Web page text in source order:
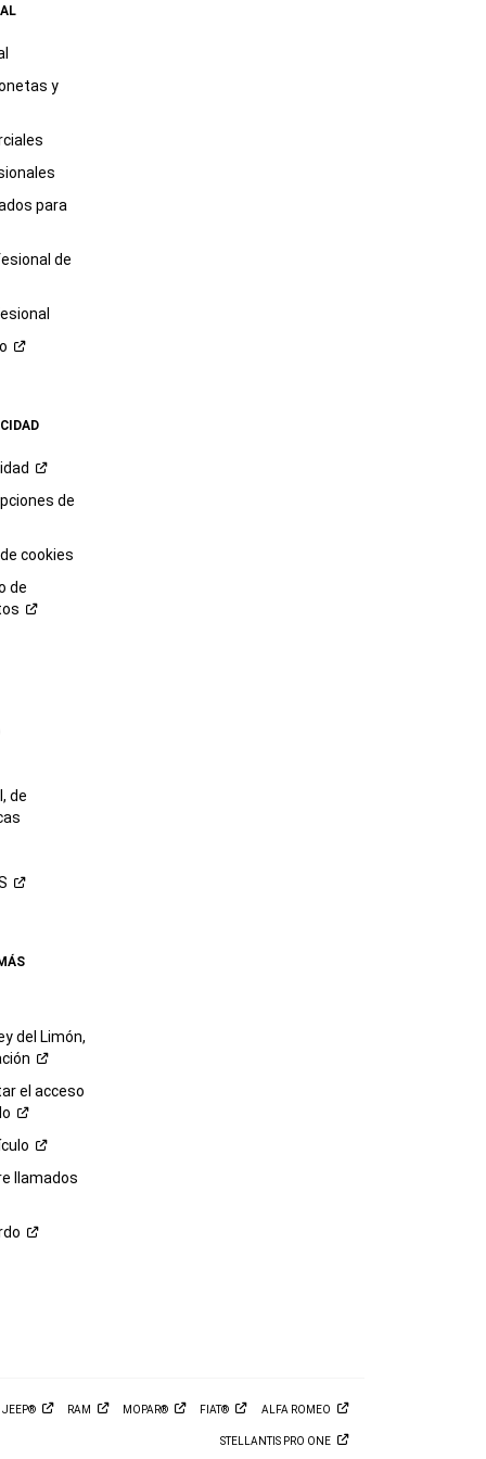
y
para
de
de
cookies
de
de
del Limón,
el acceso
llamados
JEEP® RAM MOPAR® FIAT® ALFA ROMEO
STELLANTIS PRO ONE